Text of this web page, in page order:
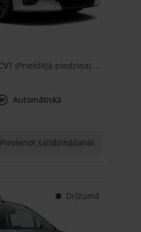
Active Plus 1.5 Hybrid 115 e-CVT (Priekšējā piedziņa) (68 kW)
Automātiskā
Pievienot salīdzināšanai
Drīzumā